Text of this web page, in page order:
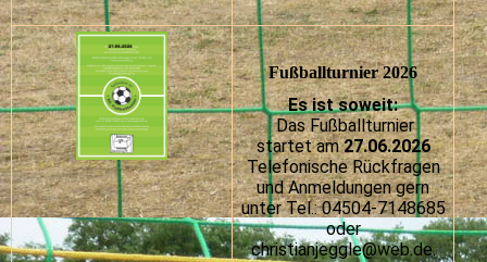
Fußballturnier 2026
Es ist soweit:
Das Fußballturnier
startet am27.06.2026
Telefonische Rückfragen
und Anmeldungen gern
unter Tel.: 04504-7148685
oder
christianjeggle@web.de.